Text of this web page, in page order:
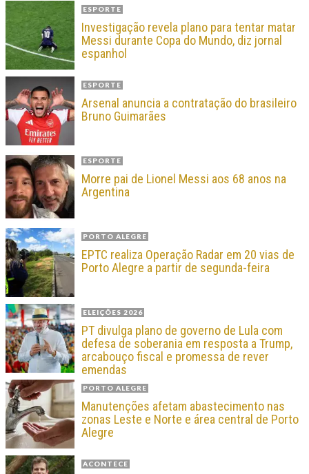
ESPORTE
Investigação revela plano para tentar matar
Messi durante Copa do Mundo, diz jornal
espanhol
ESPORTE
Arsenal anuncia a contratação do brasileiro
Bruno Guimarães
ESPORTE
Morre pai de Lionel Messi aos 68 anos na
Argentina
PORTO ALEGRE
EPTC realiza Operação Radar em 20 vias de
Porto Alegre a partir de segunda-feira
ELEIÇÕES 2026
PT divulga plano de governo de Lula com
defesa de soberania em resposta a Trump,
arcabouço fiscal e promessa de rever
emendas
PORTO ALEGRE
Manutenções afetam abastecimento nas
zonas Leste e Norte e área central de Porto
Alegre
ACONTECE